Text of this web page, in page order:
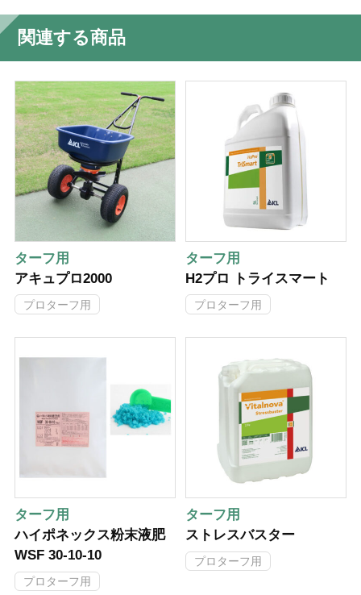
関連する商品
ターフ用
アキュプロ2000
プロターフ用
ターフ用
H2プロ トライスマート
プロターフ用
ターフ用
ハイポネックス粉末液肥
WSF 30-10-10
プロターフ用
ターフ用
ストレスバスター
プロターフ用